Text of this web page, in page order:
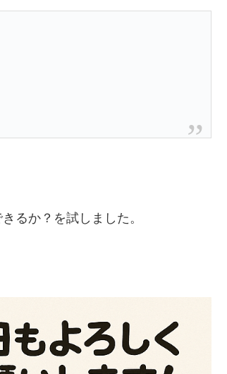
るか？を試しました。